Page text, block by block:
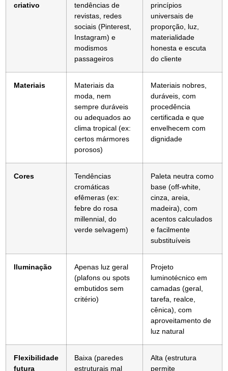
criativo
tendências de
revistas, redes
sociais (Pinterest,
Instagram) e
modismos
passageiros
princípios
universais de
proporção, luz,
materialidade
honesta e escuta
do cliente
Materiais
Materiais da
moda, nem
sempre duráveis
ou adequados ao
clima tropical (ex:
certos mármores
porosos)
Materiais nobres,
duráveis, com
procedência
certificada e que
envelhecem com
dignidade
Cores
Tendências
cromáticas
efêmeras (ex:
febre do rosa
millennial, do
verde selvagem)
Paleta neutra como
base (off-white,
cinza, areia,
madeira), com
acentos calculados
e facilmente
substituíveis
Iluminação
Apenas luz geral
(plafons ou spots
embutidos sem
critério)
Projeto
luminotécnico em
camadas (geral,
tarefa, realce,
cênica), com
aproveitamento de
luz natural
Flexibilidade
futura
Baixa (paredes
estruturais mal
Alta (estrutura
permite